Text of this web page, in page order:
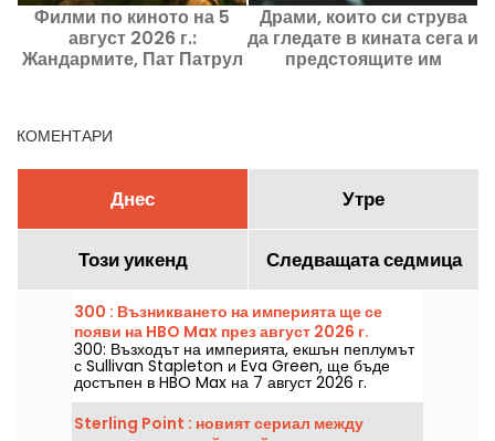
Филми по киното на 5
август 2026 г.:
Жандармите, Пат Патрул
Драми, които си струва
да гледате в кината сега и
предстоящите им
КОМЕНТАРИ
Днес Утре
Този уикенд Следващата седмица
300 : Възникването на империята ще се
появи на HBO Max през август 2026 г.
300: Възходът на империята, екшън пеплумът
с Sullivan Stapleton и Eva Green, ще бъде
достъпен в HBO Max на 7 август 2026 г.
Sterling Point : новият сериал между